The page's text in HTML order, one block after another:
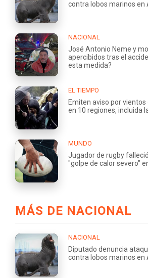
contra lobos marinos
NACIONAL
José Antonio Neme y
apercibidos tras el
esta medida?
EL TIEMPO
Emiten aviso por
en 10 regiones, incluida
MUNDO
Jugador de rugby
"golpe de calor severo"
MÁS DE NACIONAL
NACIONAL
Diputado denuncia
contra lobos marinos